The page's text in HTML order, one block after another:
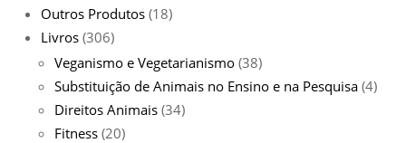
Outros Produtos (18)
Livros (306)
Veganismo e Vegetarianismo (38)
Substituição de Animais no Ensino e na Pesquisa (4)
Direitos Animais (34)
Fitness (20)